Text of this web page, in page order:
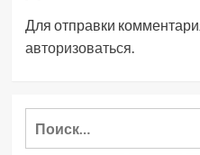
Для отправки
авторизоваться.